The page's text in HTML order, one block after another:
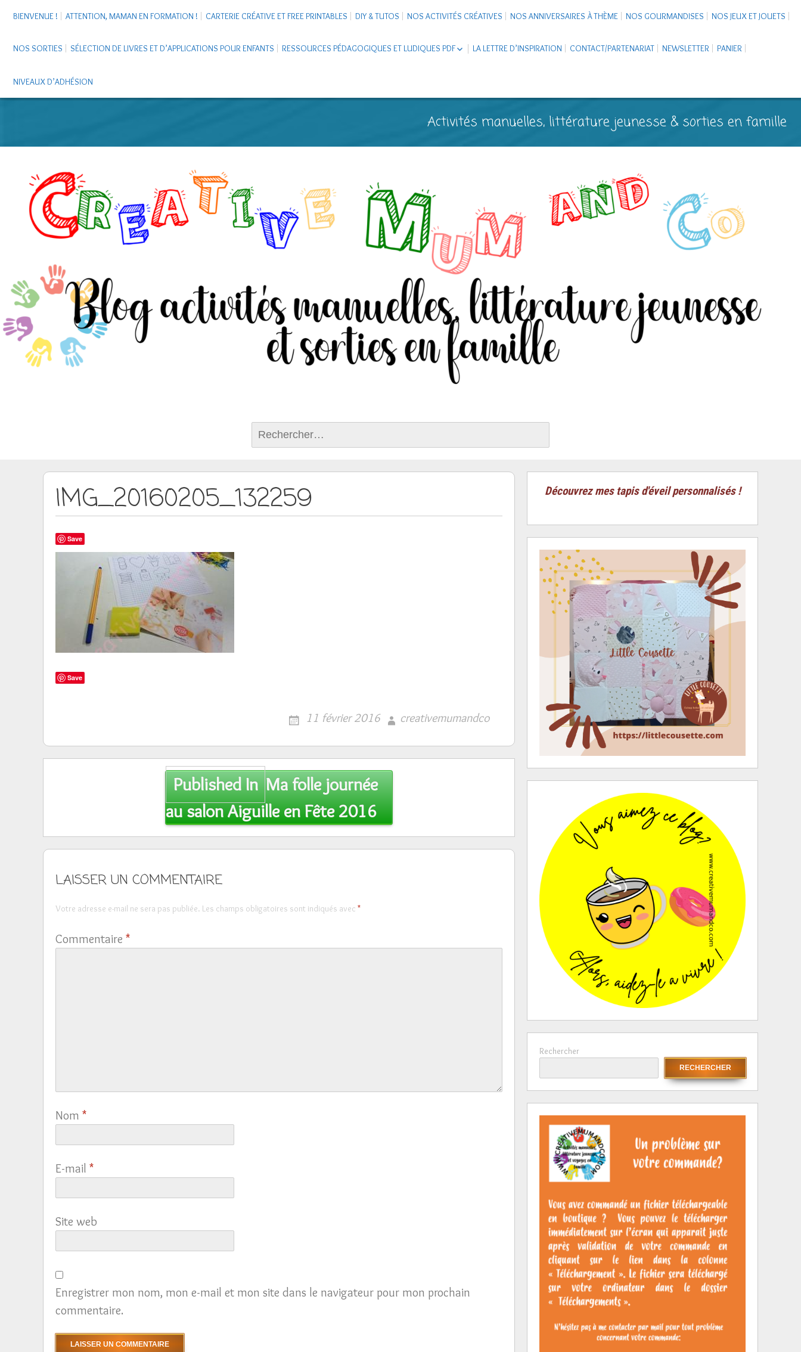
BIENVENUE ! ATTENTION, MAMAN EN FORMATION ! CARTERIE CRÉATIVE ET FREE PRINTABLES DIY & TUTOS NOS ACTIVITÉS CRÉATIVES NOS ANNIVERSAIRES À THÈME NOS GOURMANDISES NOS JEUX ET JOUETS
NOS SORTIES SÉLECTION DE LIVRES ET D’APPLICATIONS POUR ENFANTS RESSOURCES PÉDAGOGIQUES ET LUDIQUES PDF
CARNETS DE VOYAGE ENFANTS
LA LETTRE D’INSPIRATION CONTACT/PARTENARIAT NEWSLETTER PANIER
NIVEAUX D’ADHÉSION
Activités manuelles, littérature jeunesse & sorties en famille
IMG_20160205_132259
Save
Save
11 février 2016 creativemumandco
Published In Ma folle journée
au salon Aiguille en Fête 2016
LAISSER UN COMMENTAIRE
Votre adresse e-mail ne sera pas publiée. Les champs obligatoires sont indiqués avec *
Commentaire *
Nom *
E-mail *
Site web
Enregistrer mon nom, mon e-mail et mon site dans le navigateur pour mon prochain
commentaire.
Découvrez mes tapis d'éveil personnalisés !
Rechercher
RECHERCHER